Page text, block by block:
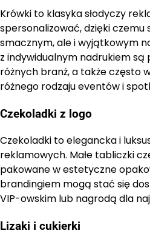
Krówki to klasyka słodyczy
spersonalizować, dzięki czemu
smacznym, ale i wyjątkowym
z indywidualnym nadrukiem
różnych branż, a także często
różnego rodzaju eventów i
Czekoladki z logo
Czekoladki to elegancka i
reklamowych. Małe tabliczki
pakowane w estetyczne
brandingiem mogą stać się
VIP-owskim lub nagrodą dla
Lizaki i cukierki